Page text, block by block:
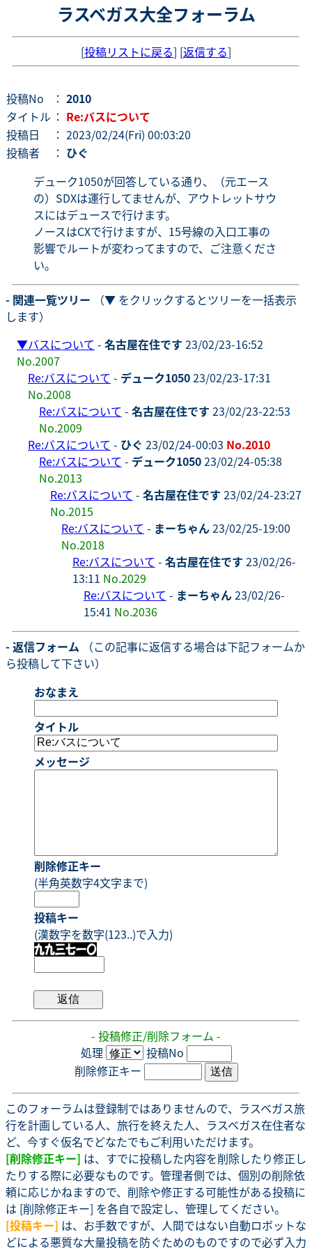
ラスベガス大全フォーラム
[投稿リストに戻る] [返信する]
投稿No ： 2010
タイトル ： Re:バスについて
投稿日
： 2023/02/24(Fri) 00:03:20
投稿者
： ひぐ
デューク1050が回答している通り、（元エース
の）SDXは運行してませんが、アウトレットサウ
スにはデュースで行けます。
ノースはCXで行けますが、15号線の入口工事の
影響でルートが変わってますので、ご注意くださ
い。
- 関連一覧ツリー （▼ をクリックするとツリーを一括表示
します）
▼バスについて - 名古屋在住です 23/02/23-16:52
No.2007
Re:バスについて - デューク105023/02/23-17:31
No.2008
Re:バスについて - 名古屋在住です 23/02/23-22:53
No.2009
Re:バスについて - ひぐ 23/02/24-00:03 No.2010
Re:バスについて - デューク105023/02/24-05:38
No.2013
Re:バスについて - 名古屋在住です 23/02/24-23:27
No.2015
Re:バスについて - まーちゃん23/02/25-19:00
No.2018
Re:バスについて - 名古屋在住です 23/02/26-
13:11 No.2029
Re:バスについて - まーちゃん23/02/26-
15:41 No.2036
- 返信フォーム （この記事に返信する場合は下記フォームか
ら投稿して下さい）
おなまえ
タイトル
メッセージ
削除修正キー
(半角英数字4文字まで)
投稿キー
(漢数字を数字(123..)で入力)
- 投稿修正/削除フォーム -
処理
投稿No
削除修正キー
このフォーラムは登録制ではありませんので、ラスベガス旅
行を計画している人、旅行を終えた人、ラスベガス在住者な
ど、今すぐ仮名でどなたでもご利用いただけます。
[削除修正キー] は、すでに投稿した内容を削除したり修正し
たりする際に必要なものです。管理者側では、個別の削除依
頼に応じかねますので、削除や修正する可能性がある投稿に
は [削除修正キー] を各自で設定し、管理してください。
[投稿キー] は、お手数ですが、人間ではない自動ロボットな
どによる悪質な大量投稿を防ぐためのものですので必ず入力